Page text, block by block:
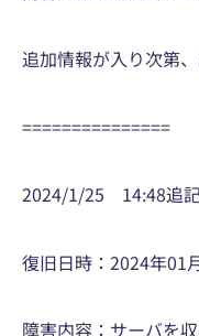
追加情報が入り次第
===============
2024/1/25 14:48追
復旧日時：2024年01
障害内容：サーバを